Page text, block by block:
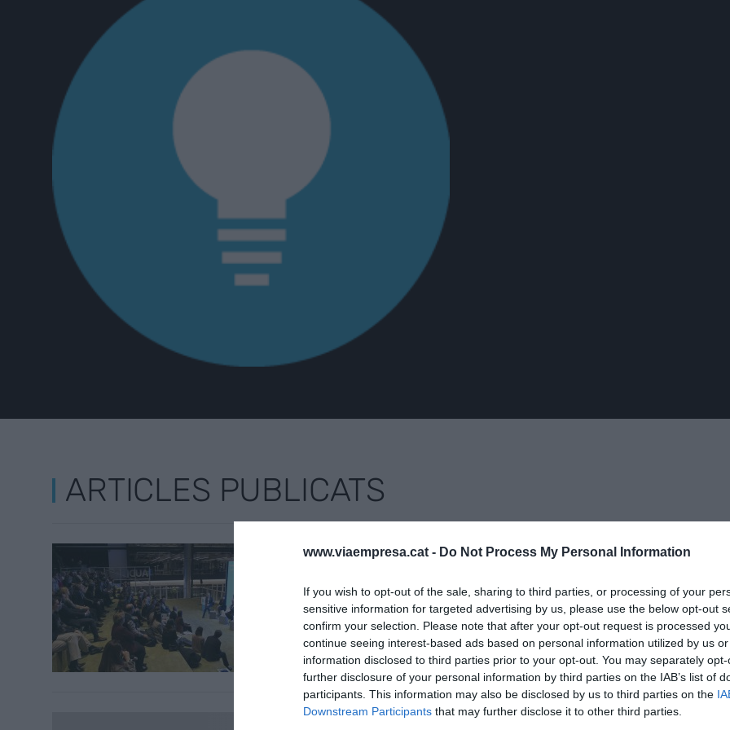
www.viaempresa.cat - Do Not Process My Personal Information
If you wish to opt-out of the sale, sharing to third parties, or processing of your
sensitive information for targeted advertising by us, please use the below opt-out
confirm your selection. Please note that after your opt-out request is processed
continue seeing interest-based ads based on personal information utilized by us
information disclosed to third parties prior to your opt-out. You may separately
further disclosure of your personal information by third parties on the IAB’s list of
participants. This information may also be disclosed by us to third parties on the
Downstream Participants that may further disclose it to other third parties.
ARTICLES PUBLICATS
ECONOMIA
competeix Catalunya en el món actual?
7 d’octubre de 2025
DIRECTIUS EN MOVIMENT